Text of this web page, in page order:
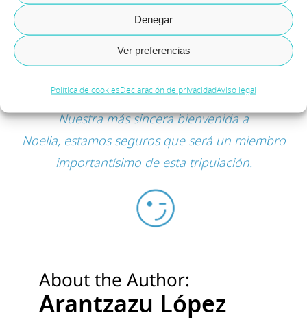
Denegar
Ver preferencias
Política de cookiesDeclaración de privacidadAviso legal
punto de vista mucho más práctico, eficiente y
humano, gracias a la experiencia adquirida
tanto en Partners del canal como en cliente
Nuestra más sincera bienvenida a
Noelia, estamos seguros que será un miembro
importantísimo de esta tripulación.
About the Author:
Arantzazu López